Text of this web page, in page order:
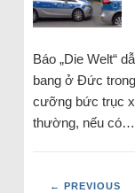
Báo „Die Welt“
bang ở Đức
cưỡng bức trục
thường, nếu có…
← PREVIOUS